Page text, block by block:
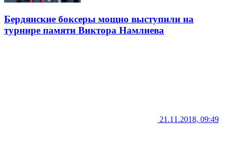
Бердянские боксеры мощно выступили на
турнире памяти Виктора Намлиева
21.11.2018, 09:49